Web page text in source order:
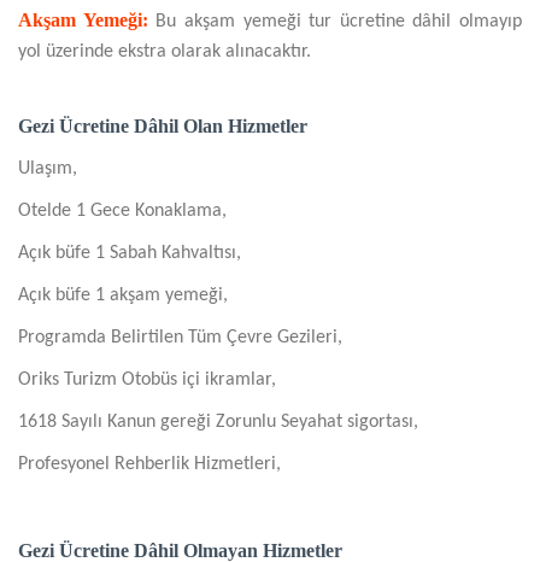
Akşam Yemeği: Bu akşam yemeği tur ücretine dâhil olmayıp
yol üzerinde ekstra olarak alınacaktır.
Gezi Ücretine Dâhil Olan Hizmetler
Ulaşım,
Otelde 1 Gece Konaklama,
Açık büfe 1 Sabah Kahvaltısı,
Açık büfe 1 akşam yemeği,
Programda Belirtilen Tüm Çevre Gezileri,
Oriks Turizm Otobüs içi ikramlar,
1618 Sayılı Kanun gereği Zorunlu Seyahat sigortası,
Profesyonel Rehberlik Hizmetleri,
Gezi Ücretine Dâhil Olmayan Hizmetler